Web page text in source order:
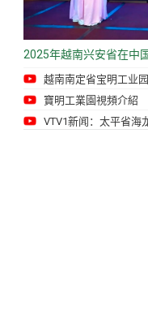
2025年越南兴安省在中
越南南定省宝明工业
寶明工業園視頻介紹
VTV1新闻：太平省海